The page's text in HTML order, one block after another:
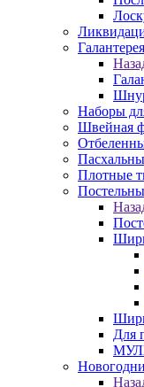
Галантерея
Наборы
Швейная
Плотные
Для